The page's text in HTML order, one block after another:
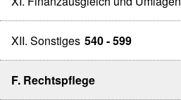
XII. Sonstiges 540 - 599
F. Rechtspflege